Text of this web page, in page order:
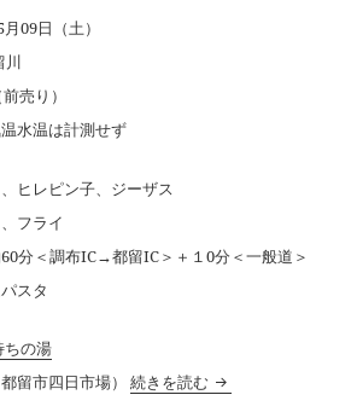
09日（土）
売り）
水温は計測せず
ヒレピン子、ジーザス
フライ
分＜調布IC→都留IC＞＋１0分＜一般道＞
スタ
ちの湯
留市四日市場） 続きを読む 【釣行データ】